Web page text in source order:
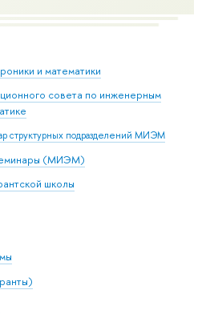
и математики
совета по инженерным
структурных подразделений МИЭМ
(МИЭМ)
школы